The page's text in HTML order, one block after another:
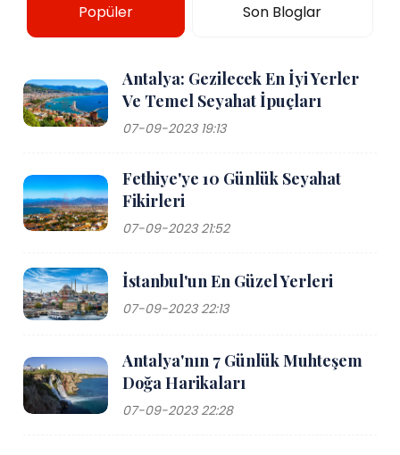
Popüler Son Bloglar
Antalya: Gezilecek En İyi Yerler
Ve Temel Seyahat İpuçları
07-09-2023 19:13
Fethiye'ye 10 Günlük Seyahat
Fikirleri
07-09-2023 21:52
İstanbul'un En Güzel Yerleri
07-09-2023 22:13
Antalya'nın 7 Günlük Muhteşem
Doğa Harikaları
07-09-2023 22:28